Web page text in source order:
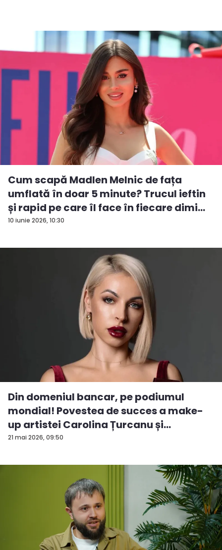
10 iunie 2026, 10:30
Cum scapă Madlen Melnic de fața
umflată în doar 5 minute? Trucul ieftin
și rapid pe care îl face în fiecare dimi...
21 mai 2026, 09:50
Din domeniul bancar, pe podiumul
mondial! Povestea de succes a make-
up artistei Carolina Țurcanu și
tendințe...